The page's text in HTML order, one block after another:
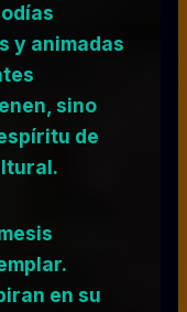
y animadas
sino
de
en su